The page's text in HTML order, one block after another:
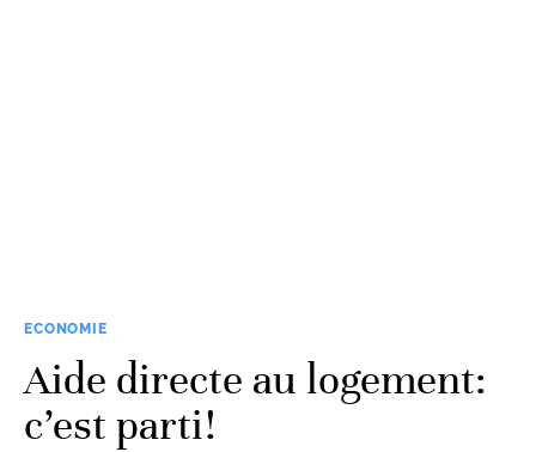
ECONOMIE
Aide directe au logement:
c’est parti!